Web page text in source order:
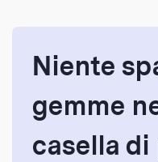
Niente
gemme
casella di